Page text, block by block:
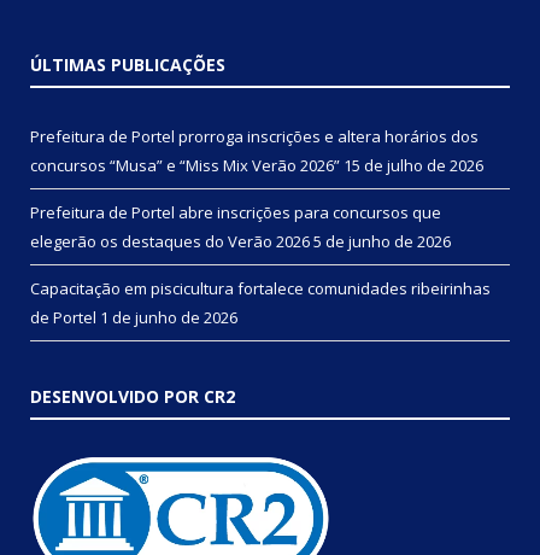
ÚLTIMAS PUBLICAÇÕES
Prefeitura de Portel prorroga inscrições e altera horários dos
concursos “Musa” e “Miss Mix Verão 2026” 15 de julho de 2026
Prefeitura de Portel abre inscrições para concursos que
elegerão os destaques do Verão 20265 de junho de 2026
Capacitação em piscicultura fortalece comunidades ribeirinhas
de Portel 1 de junho de 2026
DESENVOLVIDO POR CR2